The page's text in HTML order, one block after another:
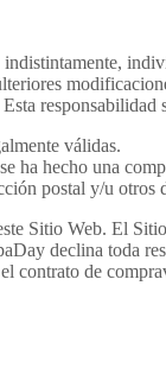
responsabilidad
válidas.
hecho una
postal y/u
Sitio Web. El
declina toda
de